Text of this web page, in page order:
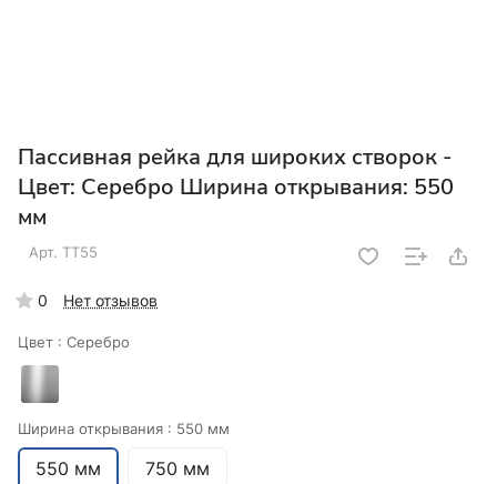
Пассивная рейка для широких створок -
Цвет: Серебро Ширина открывания: 550
мм
Арт. ТТ55
0 Нет отзывов
Цвет : Серебро
Ширина открывания : 550 мм
550 мм 750 мм